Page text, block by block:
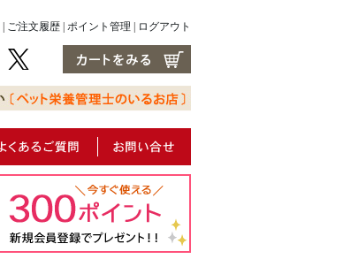
ご注文履歴 ポイント管理 ログアウト